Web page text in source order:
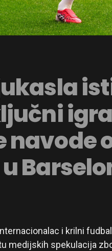
navode
i krilni
medijskih spekulacija